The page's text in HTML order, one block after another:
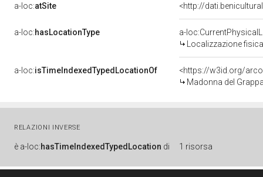
a-loc:atSite <http://
a-loc:hasLocationType
a-
Localizzazione
a-loc:isTimeIndexedTypedLocationOf
<https://w3id.org/
Madonna del
RELAZIONI INVERSE
è a-loc:hasTimeIndexedTypedLocation di 1 risorsa